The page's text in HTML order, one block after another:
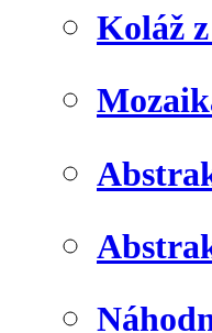
Koláž